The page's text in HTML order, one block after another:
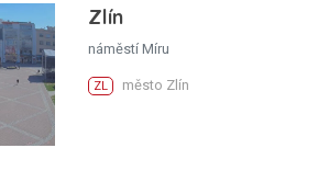
Zlín
náměstí Míru
ZL město Zlín